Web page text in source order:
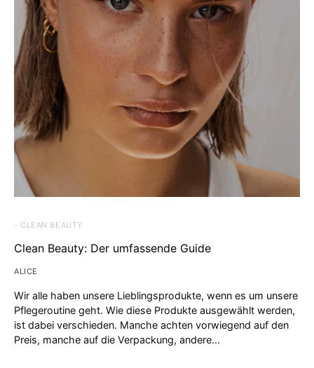
- CLEAN BEAUTY
Clean Beauty: Der umfassende Guide
ALICE
Wir alle haben unsere Lieblingsprodukte, wenn es um unsere
Pflegeroutine geht. Wie diese Produkte ausgewählt werden,
ist dabei verschieden. Manche achten vorwiegend auf den
Preis, manche auf die Verpackung, andere…